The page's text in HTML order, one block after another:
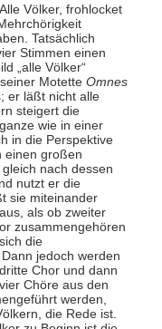
Völker, frohlocket
Tatsächlich
Stimmen einen
„alle Völker“
Motette Omnes
er läßt nicht alle
steigert die
wie in einer
in die Perspektive
einen großen
nach dessen
nutzt er die
sie miteinander
als ob zweiter
zusammengehören
die
jedoch werden
Chor und dann
Chöre aus den
werden,
die Rede ist.